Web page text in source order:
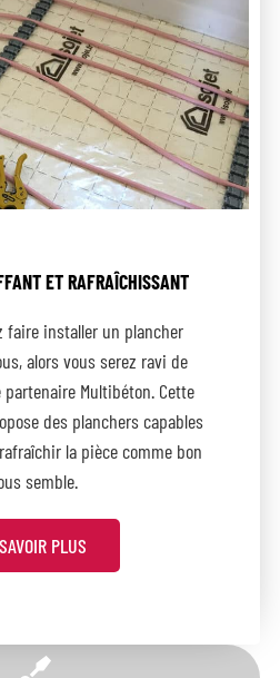
ET RAFRAÎCHISSANT
faire installer un plancher
alors vous serez ravi de
partenaire Multibéton. Cette
des planchers capables
la pièce comme bon
semble.
PLUS